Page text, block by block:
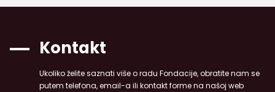
Kontakt
Ukoliko želite saznati više o radu Fondacije, obratite nam se
putem telefona, email-a ili kontakt forme na našoj web